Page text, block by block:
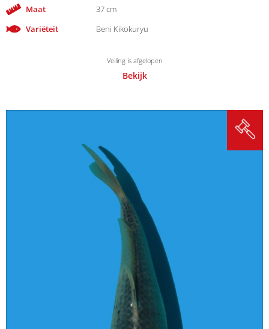
Maat
37 cm
Variëteit
Beni Kikokuryu
Veiling is afgelopen
Bekijk